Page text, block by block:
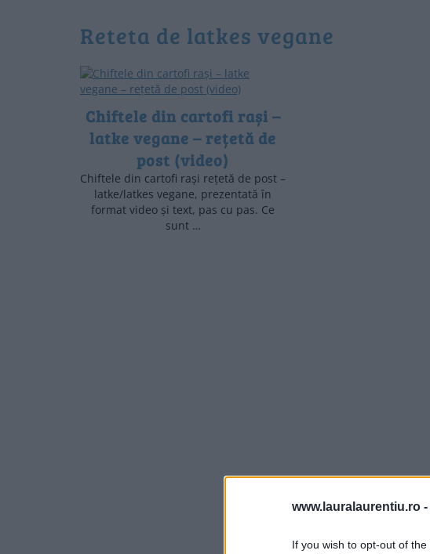
www.lauralaurentiu.ro -
If you wish to opt-out of
reteta de latkes vegane
Chiftele din cartofi rași –
latke vegane – rețetă de
post (video)
Chiftele din cartofi rași rețetă de post –
latke/latkes vegane, prezentată în
format video și text, pas cu pas. Ce
sunt …